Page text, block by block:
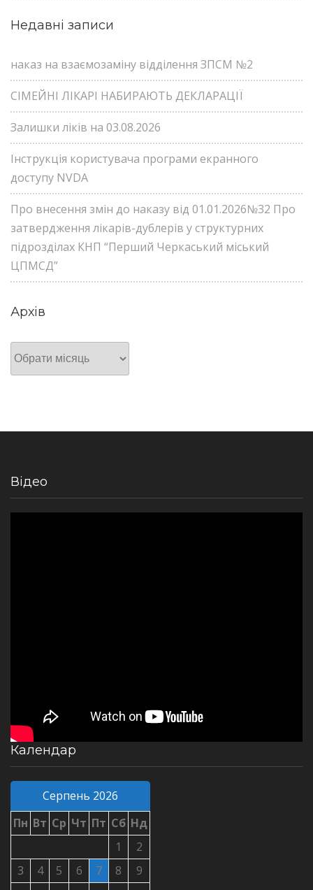
Недавні записи
наказ на взаємозаміну відділення ЗПСМ №2
СІМЕЙНІ ЛІКАРІ НАБИРАЮТЬ ДЕКЛАРАЦІЇ
Залишки ліків на 03.08.2026
Інструкція користувача програми екранного
доступу NVDA
Про внесення змін до наказу від 01.01.2026№32 Про
затвердження лікарів-дублерів у структурних
підрозділах КНП “Перший Черкаський міський
ЦПМСД”
Архів
Архів
Відео
Календар
Серпень 2026
Пн Вт Ср Чт Пт Сб Нд
1
2
3
4 5 6 7 8
9